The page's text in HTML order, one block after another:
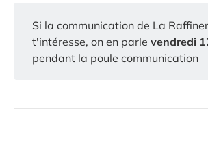
Si la communication de La
t'intéresse, on en parlevendredi
pendant la poule communication